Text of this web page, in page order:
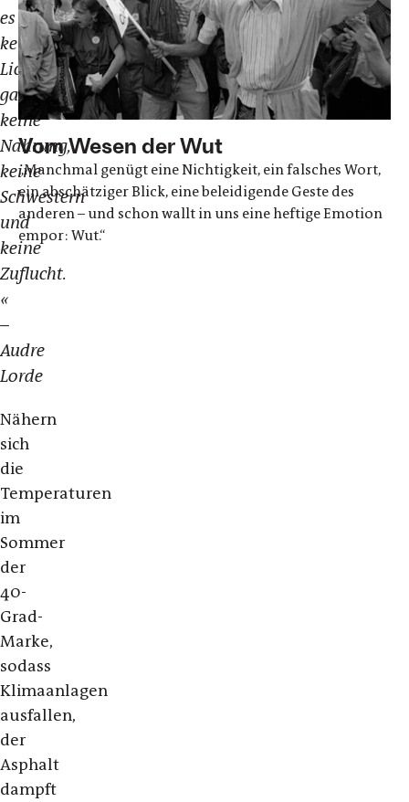
es
kein
Licht
gab,
keine
Nahrung,
keine
Schwestern
und
keine
Zuflucht.
«
–
Audre
Lorde
Nähern
sich
die
Temperaturen
im
Sommer
der
40-
Grad-
Marke,
sodass
Klimaanlagen
ausfallen,
der
Asphalt
dampft
Vom Wesen der Wut
„Manchmal genügt eine Nichtigkeit, ein falsches Wort,
ein abschätziger Blick, eine beleidigende Geste des
anderen – und schon wallt in uns eine heftige Emotion
empor: Wut.“